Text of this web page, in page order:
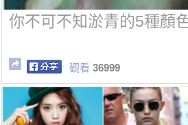
你不可不知淤青的5種顏
觀看 36999